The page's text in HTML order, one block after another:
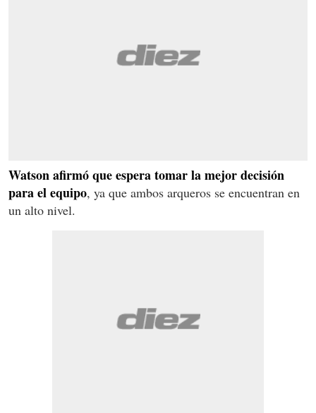
Watson afirmó que espera tomar la mejor decisión
para el equipo, ya que ambos arqueros se encuentran en
un alto nivel.